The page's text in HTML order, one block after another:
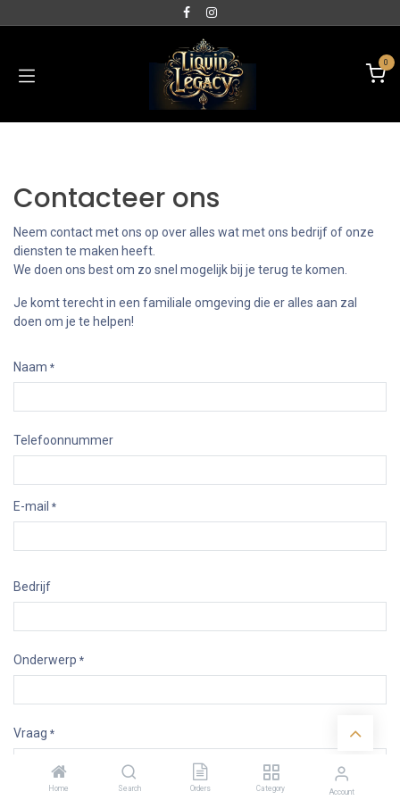
Home Search Orders Category Account
0
Contacteer ons
Neem contact met ons op over alles wat met ons bedrijf of onze
diensten te maken heeft.
We doen ons best om zo snel mogelijk bij je terug te komen.
Je komt terecht in een familiale omgeving die er alles aan zal
doen om je te helpen!
Naam *
Telefoonnummer
E-mail *
Bedrijf
Onderwerp *
Vraag *